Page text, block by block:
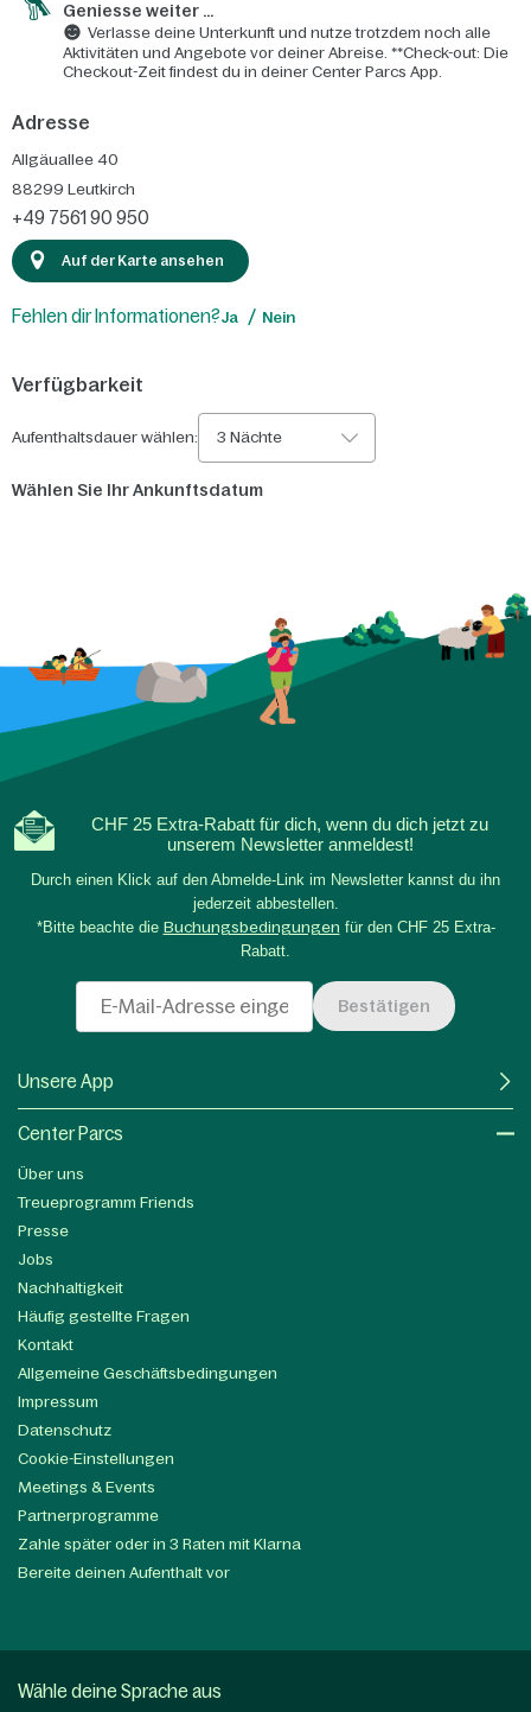
Geniesse weiter ...
Verlasse deine Unterkunft und nutze trotzdem noch alle
Aktivitäten und Angebote vor deiner Abreise. **Check-out: Die
Checkout-Zeit findest du in deiner Center Parcs App.
Adresse
Allgäuallee 40
88299 Leutkirch
+49 7561 90 950
Auf der Karte ansehen
Fehlen dir Informationen?Ja Nein
Verfügbarkeit
Aufenthaltsdauer wählen: 3 Nächte
Wählen Sie Ihr Ankunftsdatum
CHF 25 Extra-Rabatt für dich, wenn du dich jetzt zu
unserem Newsletter anmeldest!
Durch einen Klick auf den Abmelde-Link im Newsletter kannst du ihn
jederzeit abbestellen.
*Bitte beachte die Buchungsbedingungen für den CHF 25 Extra-
Rabatt.
Bestätigen
Unsere App
Center Parcs
Über uns
Treueprogramm Friends
Presse
Jobs
Nachhaltigkeit
Häufig gestellte Fragen
Kontakt
Allgemeine Geschäftsbedingungen
Impressum
Datenschutz
Cookie-Einstellungen
Meetings & Events
Partnerprogramme
Zahle später oder in 3 Raten mit Klarna
Bereite deinen Aufenthalt vor
Wähle deine Sprache aus